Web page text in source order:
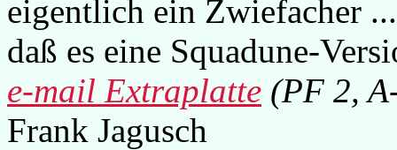
eigentlich ein Zwiefacher
daß es eine Squadune-
e-mail Extraplatte (PF 2,
Frank Jagusch